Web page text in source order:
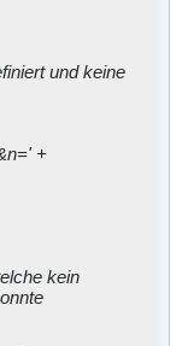
und keine
+
kein